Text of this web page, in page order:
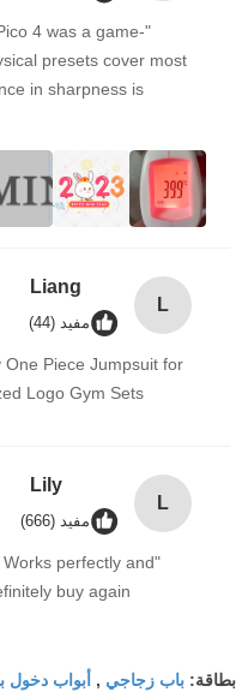
4 was a game-
presets cover most
in sharpness is
L
Liang
مفيد (44)
One Piece Jumpsuit for
Logo Gym Sets
L
Lily
مفيد (666)
perfectly and
buy again."
بطاقة: باب زجاجي , أبواب دخول